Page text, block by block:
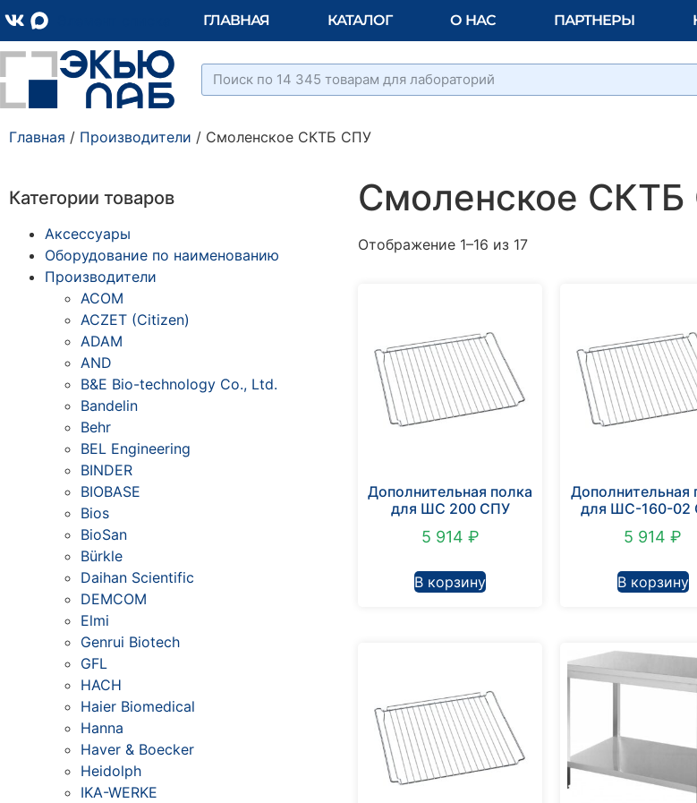
ГЛАВНАЯ КАТАЛОГ О НАС ПАРТНЕРЫ
Главная / Производители / Смоленское СКТБ СПУ
Категории товаров
Аксессуары
Оборудование по наименованию
Производители
ACOM
ACZET (Citizen)
ADAM
AND
B&E Bio-technology Co., Ltd.
Bandelin
Behr
BEL Engineering
BINDER
BIOBASE
Bios
BioSan
Bürkle
Daihan Scientific
DEMCOM
Elmi
Genrui Biotech
GFL
HACH
Haier Biomedical
Hanna
Haver & Boecker
Heidolph
IKA-WERKE
Смоленское
Отображение 1–16 из 17
Дополнительная полка
для ШС 200 СПУ
5 914 ₽
В корзину
Дополнительная
для ШС-160-02
5 914₽
В корзину